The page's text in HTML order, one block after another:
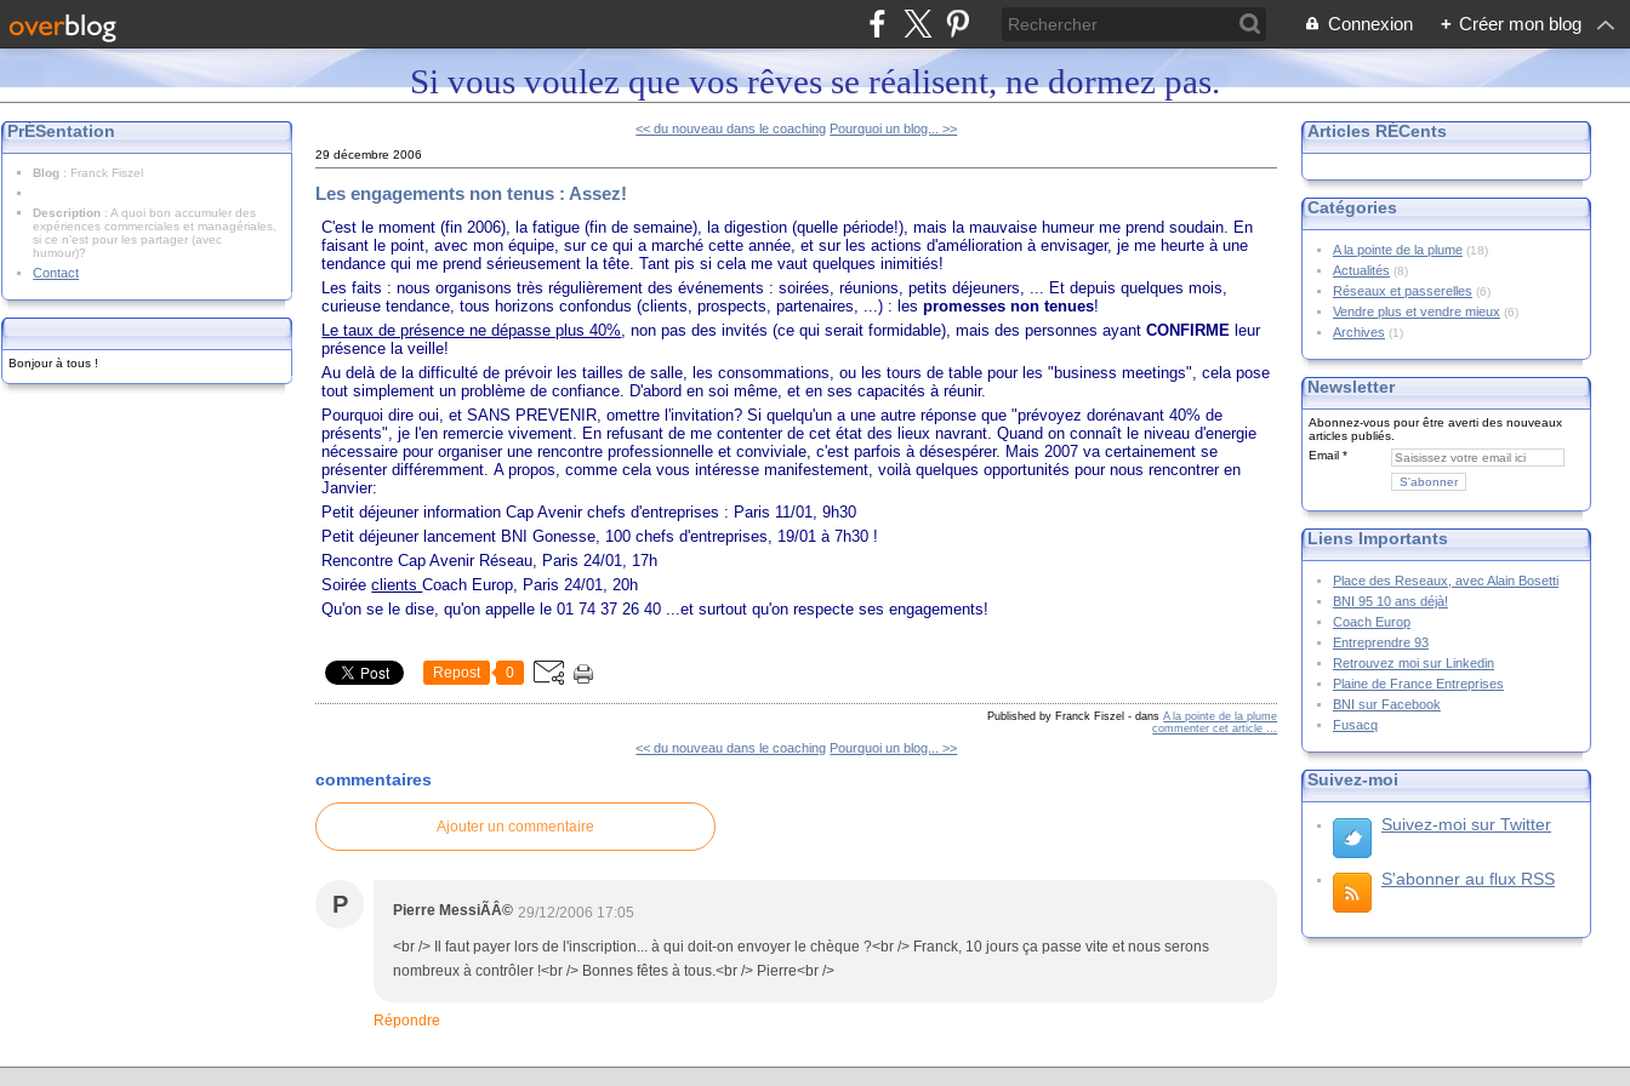
Connexion + Créer mon blog
Si vous voulez que vos rêves se réalisent, ne dormez pas.
PrÉSentation
Blog : Franck Fiszel
Description : A quoi bon accumuler des
expériences commerciales et managériales,
si ce n'est pour les partager (avec
humour)?
Contact
Bonjour à tous !
<< du nouveau dans le coaching Pourquoi un blog... >>
29 décembre 2006
Les engagements non tenus : Assez!
C'est le moment (fin 2006), la fatigue (fin de semaine), la digestion (quelle période!), mais la mauvaise humeur me prend soudain. En
faisant le point, avec mon équipe, sur ce qui a marché cette année, et sur les actions d'amélioration à envisager, je me heurte à une
tendance qui me prend sérieusement la tête. Tant pis si cela me vaut quelques inimitiés!
Les faits : nous organisons très régulièrement des événements : soirées, réunions, petits déjeuners, ... Et depuis quelques mois,
curieuse tendance, tous horizons confondus (clients, prospects, partenaires, ...) : lespromesses non tenues!
Le taux de présence ne dépasse plus 40%, non pas des invités (ce qui serait formidable), mais des personnes ayantCONFIRME leur
présence la veille!
Au delà de la difficulté de prévoir les tailles de salle, les consommations, ou les tours de table pour les "business meetings", cela pose
tout simplement un problème de confiance. D'abord en soi même, et en ses capacités à réunir.
Pourquoi dire oui, et SANS PREVENIR, omettre l'invitation? Si quelqu'un a une autre réponse que "prévoyez dorénavant 40% de
présents", je l'en remercie vivement. En refusant de me contenter de cet état des lieux navrant. Quand on connaît le niveau d'energie
nécessaire pour organiser une rencontre professionnelle et conviviale, c'est parfois à désespérer. Mais 2007 va certainement se
présenter différemment. A propos, comme cela vous intéresse manifestement, voilà quelques opportunités pour nous rencontrer en
Janvier:
Petit déjeuner information Cap Avenir chefs d'entreprises : Paris 11/01, 9h30
Petit déjeuner lancement BNI Gonesse, 100 chefs d'entreprises, 19/01 à 7h30 !
Rencontre Cap Avenir Réseau, Paris 24/01, 17h
SoiréeclientsCoach Europ, Paris 24/01, 20h
Qu'on se le dise, qu'on appelle le 01 74 37 26 40 ...et surtout qu'on respecte ses engagements!
Repost 0
Published by Franck Fiszel - dansA la pointe de la plume
commenter cet article …
<< du nouveau dans le coaching Pourquoi un blog... >>
commentaires
Ajouter un commentaire
P Pierre MessiÃÂ© 29/12/2006 17:05
<br /> Il faut payer lors de l'inscription... à qui doit-on envoyer le chèque ?<br /> Franck, 10 jours ça passe vite et nous serons
nombreux à contrôler !<br /> Bonnes fêtes à tous.<br /> Pierre<br />
Répondre
Articles RÉCents
Catégories
A la pointe de la plume(18)
Actualités (8)
Réseaux et passerelles (6)
Vendre plus et vendre mieux (6)
Archives (1)
Newsletter
Abonnez-vous pour être averti des nouveaux
articles publiés.
Email
Liens Importants
Place des Reseaux, avec Alain Bosetti
BNI 95 10 ans déjà!
Coach Europ
Entreprendre 93
Retrouvez moi sur Linkedin
Plaine de France Entreprises
BNI sur Facebook
Fusacq
Suivez-moi
Suivez-moi sur Twitter
S'abonner au flux RSS